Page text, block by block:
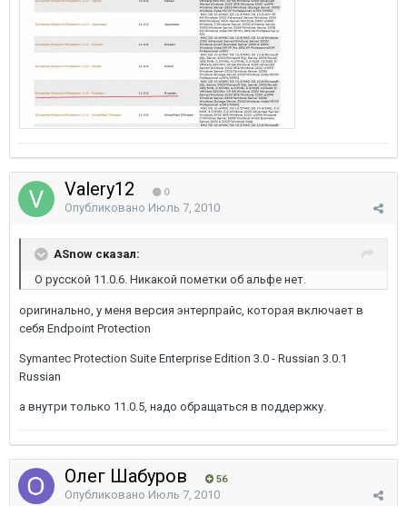
Valery12 0
Опубликовано Июль 7, 2010
ASnow сказал:
О русской 11.0.6. Никакой пометки об альфе нет.
оригинально, у меня версия энтерпрайс, которая включает в
себя Endpoint Protection
Symantec Protection Suite Enterprise Edition 3.0 - Russian 3.0.1
Russian
а внутри только 11.0.5, надо обращаться в поддержку.
Олег Шабуров 56
Опубликовано Июль 7, 2010